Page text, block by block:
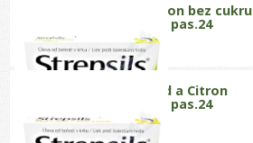
Strepsils Citron bez cukru
0.6mg/1.2mg pas.24
Strepsils Med a Citron
0.6mg/1.2mg pas.24